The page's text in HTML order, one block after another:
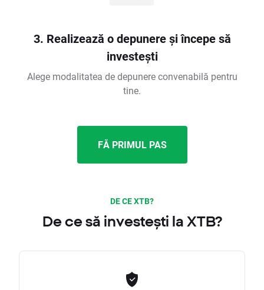
3. Realizează o depunere și începe să
investești
Alege modalitatea de depunere convenabilă pentru
tine.
FĂ PRIMUL PAS
DE CE XTB?
De ce să investești la XTB?